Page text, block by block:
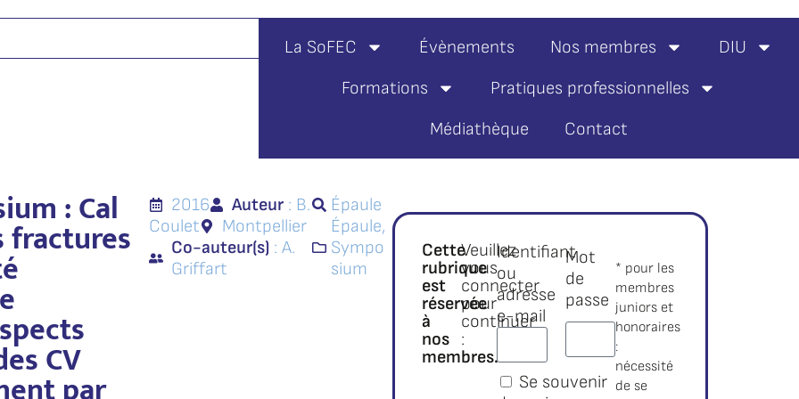
La SoFEC Évènements Nos membres
DIU
Formations
Pratiques professionnelles
Médiathèque
Contact
: Cal
fractures
CV
2016 Auteur: B.
Coulet
Montpellier
Co-auteur(s) : A.
Griffart
Épaule
Épaule,
Sympo
sium
Cette
rubrique
est
réservée
à
nos
membres.*
Veuillez
vous
connecter
pour
continuer
:
Identifiant
ou
adresse
e-mail
Mot
de
passe
Se souvenir
* pour les
membres
juniors et
honoraires
:
nécessité
de se